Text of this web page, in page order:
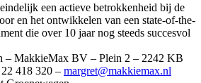
een actieve betrokkenheid bij de
en het ontwikkelen van een state-of-the-
die over 10 jaar nog steeds succesvol
– MakkieMax BV – Plein 2 – 2242 KB
418 320 – margret@makkiemax.nl